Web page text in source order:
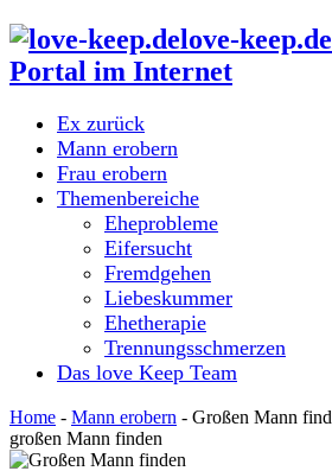
love-
Portal im Internet
Ex zurück
Mann erobern
Frau erobern
Themenbereiche
Eheprobleme
Eifersucht
Fremdgehen
Liebeskummer
Ehetherapie
Trennungsschmerzen
Das love Keep Team
Home - Mann erobern - Großen Mann
großen Mann finden